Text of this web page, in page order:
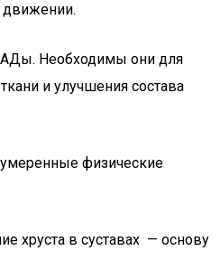
движении.
Необходимы они для
и улучшения состава
физические
хруста в суставах — основу